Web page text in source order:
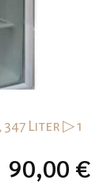
Liter ▷ 1
90,00 €